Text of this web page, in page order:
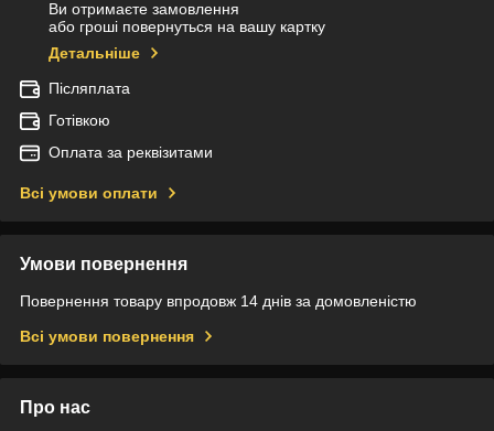
Ви отримаєте замовлення
або гроші повернуться на вашу картку
Детальніше
Післяплата
Готівкою
Оплата за реквізитами
Всі умови оплати
Умови повернення
Повернення товару впродовж 14 днів за домовленістю
Всі умови повернення
Про нас